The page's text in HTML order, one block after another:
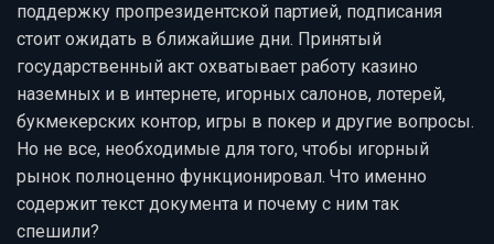
поддержку пропрезидентской партией, подписания
стоит ожидать в ближайшие дни. Принятый
государственный акт охватывает работу казино
наземных и в интернете, игорных салонов, лотерей,
букмекерских контор, игры в покер и другие вопросы.
Но не все, необходимые для того, чтобы игорный
рынок полноценно функционировал. Что именно
содержит текст документа и почему с ним так
спешили?